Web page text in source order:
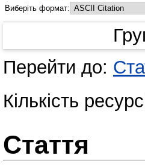
Виберіть формат:
Перейти до:
Кількість
Стаття